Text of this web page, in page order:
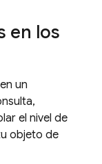
en los
un
el nivel de
objeto de